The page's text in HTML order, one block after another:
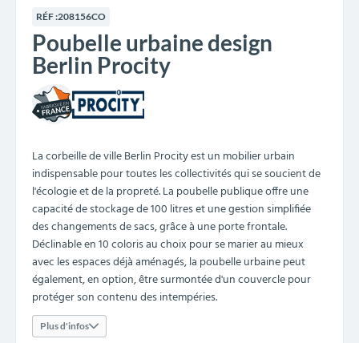
RÉF :208156CO
Poubelle urbaine design
Berlin Procity
La corbeille de ville Berlin Procity est un mobilier urbain
indispensable pour toutes les collectivités qui se soucient de
l'écologie et de la propreté. La poubelle publique offre une
capacité de stockage de 100 litres et une gestion simplifiée
des changements de sacs, grâce à une porte frontale.
Déclinable en 10 coloris au choix pour se marier au mieux
avec les espaces déjà aménagés, la poubelle urbaine peut
également, en option, être surmontée d'un couvercle pour
protéger son contenu des intempéries.
Plus d'infos